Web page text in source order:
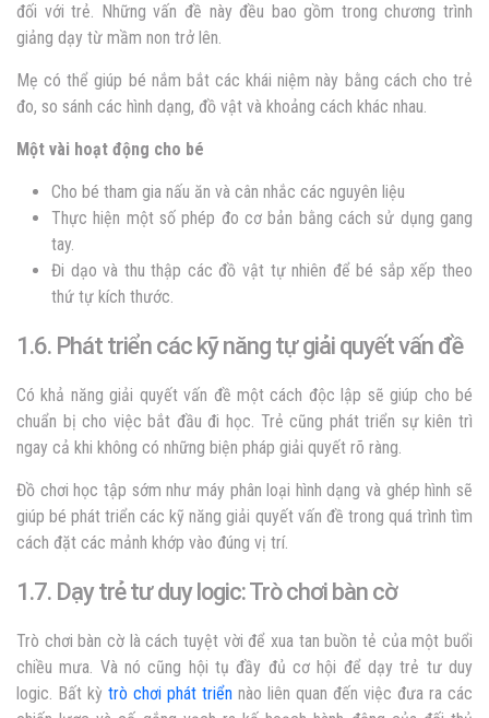
đối với trẻ. Những vấn đề này đều bao gồm trong chương trình
giảng dạy từ mầm non trở lên.
Mẹ có thể giúp bé nắm bắt các khái niệm này bằng cách cho trẻ
đo, so sánh các hình dạng, đồ vật và khoảng cách khác nhau.
Một vài hoạt động cho bé
Cho bé tham gia nấu ăn và cân nhắc các nguyên liệu
Thực hiện một số phép đo cơ bản bằng cách sử dụng gang
tay.
Đi dạo và thu thập các đồ vật tự nhiên để bé sắp xếp theo
thứ tự kích thước.
1.6. Phát triển các kỹ năng tự giải quyết vấn đề
Có khả năng giải quyết vấn đề một cách độc lập sẽ giúp cho bé
chuẩn bị cho việc bắt đầu đi học. Trẻ cũng phát triển sự kiên trì
ngay cả khi không có những biện pháp giải quyết rõ ràng.
Đồ chơi học tập sớm như máy phân loại hình dạng và ghép hình sẽ
giúp bé phát triển các kỹ năng giải quyết vấn đề trong quá trình tìm
cách đặt các mảnh khớp vào đúng vị trí.
1.7. Dạy trẻ tư duy logic: Trò chơi bàn cờ
Trò chơi bàn cờ là cách tuyệt vời để xua tan buồn tẻ của một buổi
chiều mưa. Và nó cũng hội tụ đầy đủ cơ hội để dạy trẻ tư duy
logic. Bất kỳ trò chơi phát triển nào liên quan đến việc đưa ra các